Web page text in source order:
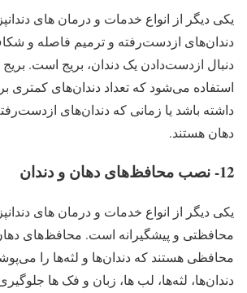
یکی دیگر از انواع خدمات و درمان های
دندان‌های ازدست‌رفته و ترمیم فاصله و
دنبال ازدست‌دادن یک دندان، بریج است. بریج
استفاده می‌شود که تعداد دندان‌های کمتری
داشته باشد یا زمانی که دندان‌های
دهان هستند.
12- نصب محافظ‌های دهان و دندان
یکی دیگر از انواع خدمات و درمان های
محافظتی و پیشگیرانه است. محافظ‌های
محافظی هستند که دندان‌ها و لثه‌ها را
دندان‌ها، لثه‌ها، لب ها، زبان و فک ها جلوگیری